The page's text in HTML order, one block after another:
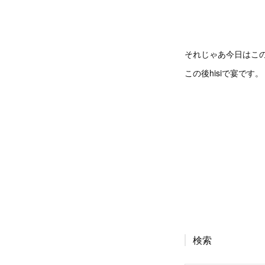
それじゃあ今日はこ
この後hisiで宴です。
検索